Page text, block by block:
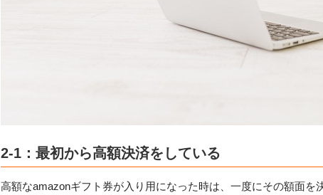
2-1：最初から高額決済をしている
高額なamazonギフト券が入り用になった時は、一度にその額面